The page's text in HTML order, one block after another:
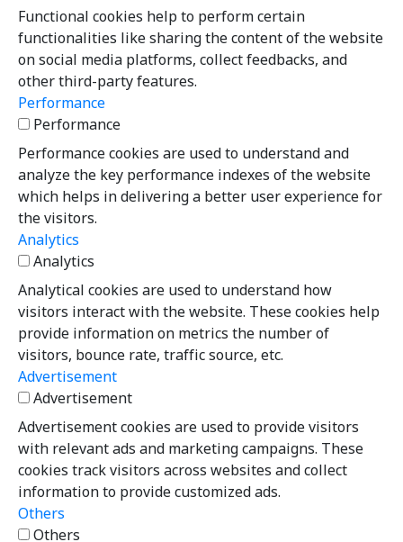
Functional cookies help to perform certain
functionalities like sharing the content of the website
on social media platforms, collect feedbacks, and
other third-party features.
Performance
Performance
Performance cookies are used to understand and
analyze the key performance indexes of the website
which helps in delivering a better user experience for
the visitors.
Analytics
Analytics
Analytical cookies are used to understand how
visitors interact with the website. These cookies help
provide information on metrics the number of
visitors, bounce rate, traffic source, etc.
Advertisement
Advertisement
Advertisement cookies are used to provide visitors
with relevant ads and marketing campaigns. These
cookies track visitors across websites and collect
information to provide customized ads.
Others
Others